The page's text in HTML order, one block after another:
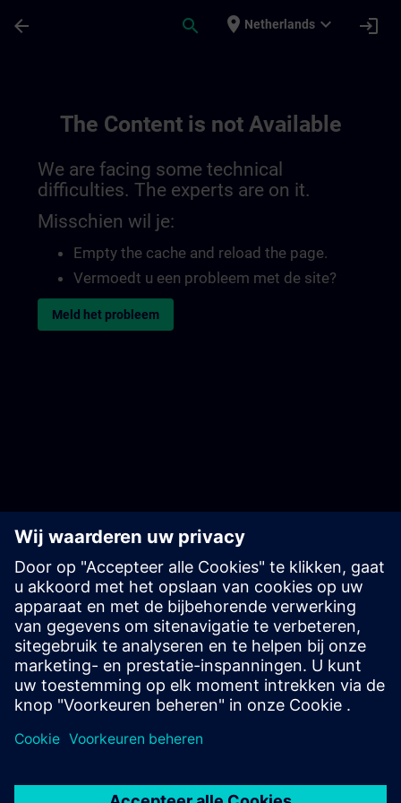
arrow_back search place Netherlands expand_more login
The Content is not Available
We are facing some technical
difficulties. The experts are on it.
Misschien wil je:
Empty the cache and reload the page.
Vermoedt u een probleem met de site?
Meld het probleem